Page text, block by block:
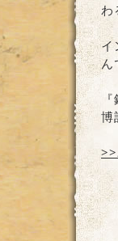
わ
イ
ん
博